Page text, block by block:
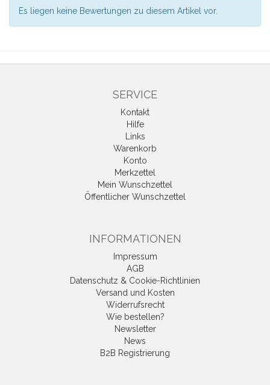
Es liegen keine Bewertungen zu diesem Artikel vor.
SERVICE
Kontakt
Hilfe
Links
Warenkorb
Konto
Merkzettel
Mein Wunschzettel
Öffentlicher Wunschzettel
INFORMATIONEN
Impressum
AGB
Datenschutz & Cookie-Richtlinien
Versand und Kosten
Widerrufsrecht
Wie bestellen?
Newsletter
News
B2B Registrierung